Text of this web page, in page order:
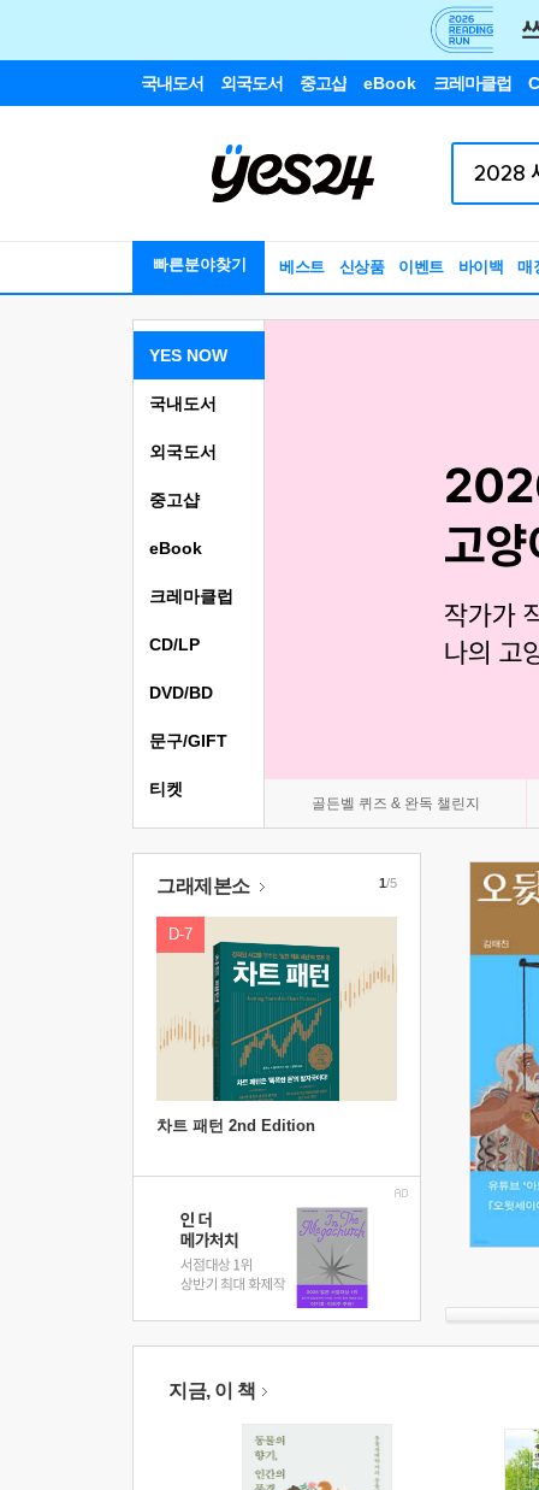
국내도서 외국도서 중고샵 eBook 크레마클럽
빠른분야찾기 베스트 신상품 이벤트 바이백 매
YES NOW
골든벨 퀴즈 & 완독 챌린지
국내도서
외국도서
중고샵
eBook
크레마클럽
CD/LP
DVD/BD
문구/GIFT
티켓
그래제본소
D-7
차트 패턴 2nd Edition
1/5
지금, 이 책